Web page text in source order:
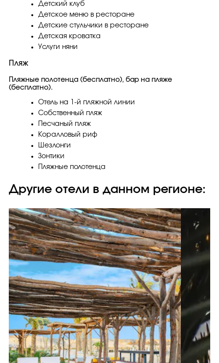
Детский клуб
Детское меню в ресторане
Детские стульчики в ресторане
Детская кроватка
Услуги няни
Пляж
Пляжные полотенца (бесплатно), бар на пляже
(бесплатно).
Отель на 1-й пляжной линии
Собственный пляж
Песчаный пляж
Коралловый риф
Шезлонги
Зонтики
Пляжные полотенца
Другие отели в данном регионе: